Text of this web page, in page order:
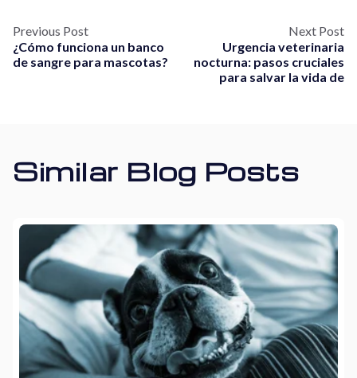
Previous Post
¿Cómo funciona un banco
de sangre para mascotas?
Next Post
Urgencia veterinaria
nocturna: pasos cruciales
para salvar la vida de
Similar Blog Posts